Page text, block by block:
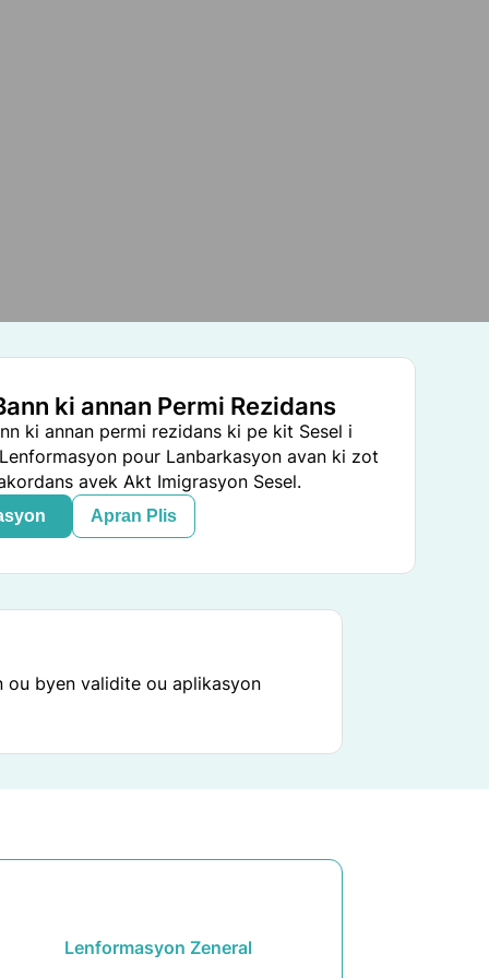
ki annan Permi Rezidans
ki annan permi rezidans ki pe kit Sesel i
pour Lanbarkasyon avan ki zot
avek Akt Imigrasyon Sesel.
Apran Plis
ou byen validite ou aplikasyon
Lenformasyon Zeneral